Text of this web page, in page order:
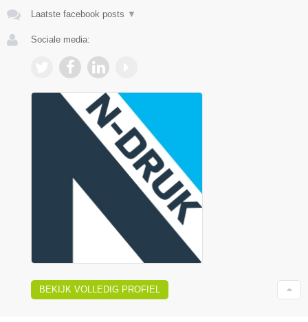
Laatste facebook posts ▼
Sociale media:
BEKIJK VOLLEDIG PROFIEL